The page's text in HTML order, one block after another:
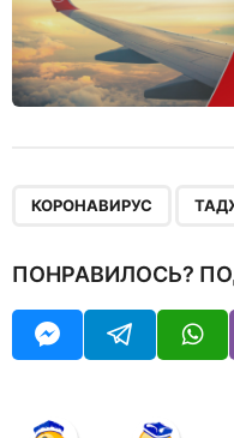
КОРОНАВИРУС
ПОНРАВИЛОСЬ?